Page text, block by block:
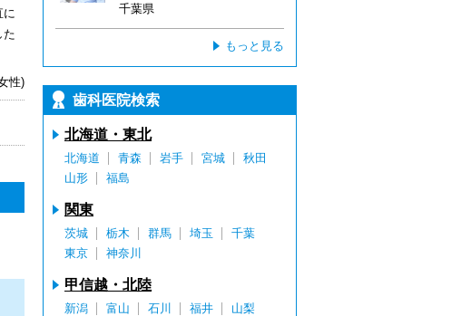
に
た
性)
千葉県
もっと見る
歯科医院検索
北海道・東北
北海道 青森 岩手 宮城
秋田
山形
福島
関東
茨城 栃木 群馬 埼玉
千葉
東京
神奈川
甲信越・北陸
新潟 富山 石川 福井
山梨